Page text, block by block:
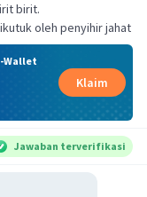
birit.
Wallet
Klaim
Jawaban terverifikasi